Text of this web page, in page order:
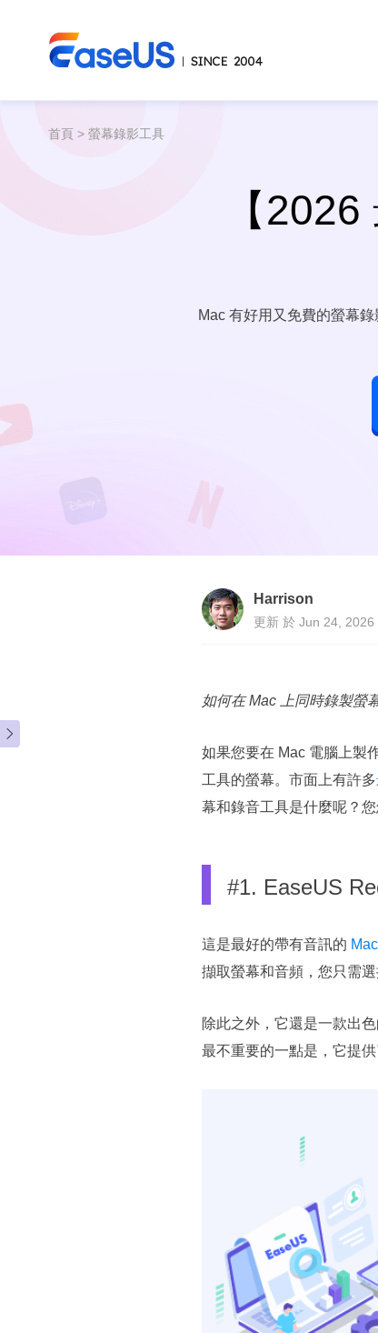
首頁 >螢幕錄影工具
【
Mac 有好用又免費的螢幕

Harrison
更新 於 Jun 24, 2026
如何在 Mac 上同時錄製螢
如果您要在 Mac 電腦上製
工具的螢幕。市面上有許多
幕和錄音工具是什麼呢？
#1. EaseUS
這是最好的帶有音訊的
擷取螢幕和音頻，您只需
除此之外，它還是一款出
最不重要的一點是，它提